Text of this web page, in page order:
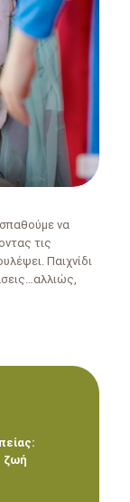
να
τις
Παιχνίδι
ζωή